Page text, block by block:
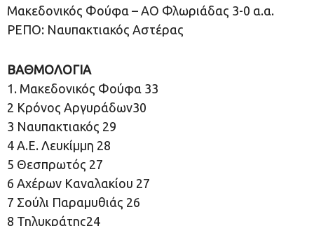
Μακεδονικός Φούφα – ΑΟ Φλωριάδας 3-0 α.α.
ΡΕΠΟ: Ναυπακτιακός Αστέρας
ΒΑΘΜΟΛΟΓΙΑ
1. Μακεδονικός Φούφα 33
2 Κρόνος Αργυράδων30
3 Ναυπακτιακός 29
4 Α.Ε. Λευκίμμη 28
5 Θεσπρωτός 27
6 Αχέρων Καναλακίου 27
7 Σούλι Παραμυθιάς 26
8 Τηλυκράτης24